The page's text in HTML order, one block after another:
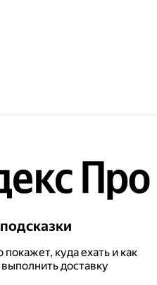
куда ехать и как
доставку